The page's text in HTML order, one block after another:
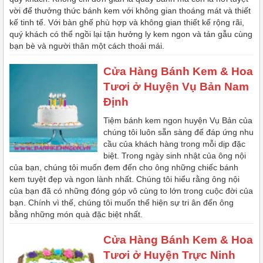
vời để thưởng thức bánh kem với không gian thoáng mát và thiết
kế tinh tế. Với bàn ghế phù hợp và không gian thiết kế rộng rãi,
quý khách có thể ngồi lại tận hưởng ly kem ngon và tán gẫu cùng
bạn bè và người thân một cách thoải mái.
Cửa Hàng Bánh Kem & Hoa
Tươi ở Huyện Vụ Bản Nam
Định
Tiệm bánh kem ngon huyện Vụ Bản của
chúng tôi luôn sẵn sàng để đáp ứng nhu
cầu của khách hàng trong mỗi dịp đặc
biệt. Trong ngày sinh nhật của ông nội
của bạn, chúng tôi muốn đem đến cho ông những chiếc bánh
kem tuyệt đẹp và ngon lành nhất. Chúng tôi hiểu rằng ông nội
của bạn đã có những đóng góp vô cùng to lớn trong cuộc đời của
bạn. Chính vì thế, chúng tôi muốn thể hiện sự tri ân đến ông
bằng những món quà đặc biệt nhất.
Cửa Hàng Bánh Kem & Hoa
Tươi ở Huyện Trực Ninh